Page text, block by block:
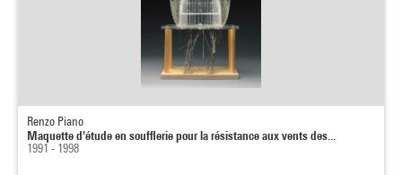
Renzo Piano
Maquette d'étude en soufflerie pour la résistance aux vents des...
1991 - 1998